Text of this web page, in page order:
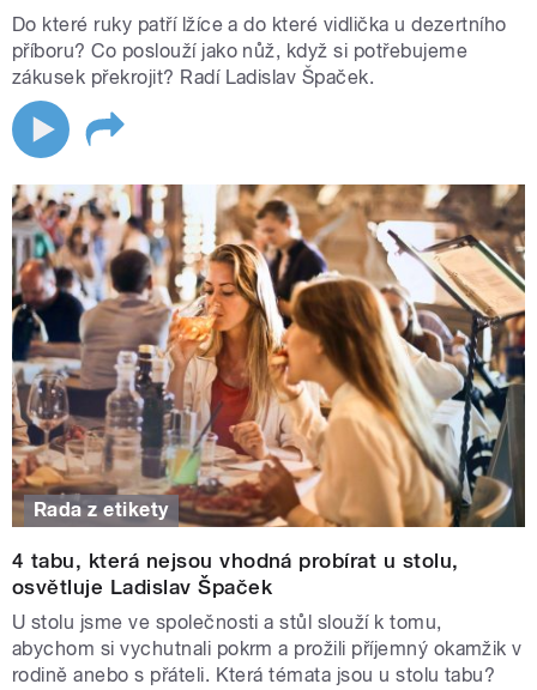
Do které ruky patří lžíce a do které vidlička u dezertního
příboru? Co poslouží jako nůž, když si potřebujeme
zákusek překrojit? Radí Ladislav Špaček.
Rada z etikety
4 tabu, která nejsou vhodná probírat u stolu,
osvětluje Ladislav Špaček
U stolu jsme ve společnosti a stůl slouží k tomu,
abychom si vychutnali pokrm a prožili příjemný okamžik v
rodině anebo s přáteli. Která témata jsou u stolu tabu?